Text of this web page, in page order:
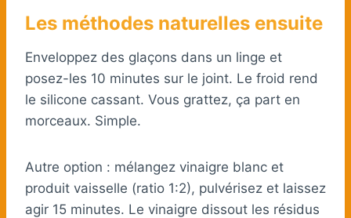
Les méthodes naturelles ensuite
Enveloppez des glaçons dans un linge et
posez-les 10 minutes sur le joint. Le froid rend
le silicone cassant. Vous grattez, ça part en
morceaux. Simple.
Autre option : mélangez vinaigre blanc et
produit vaisselle (ratio 1:2), pulvérisez et laissez
agir 15 minutes. Le vinaigre dissout les résidus